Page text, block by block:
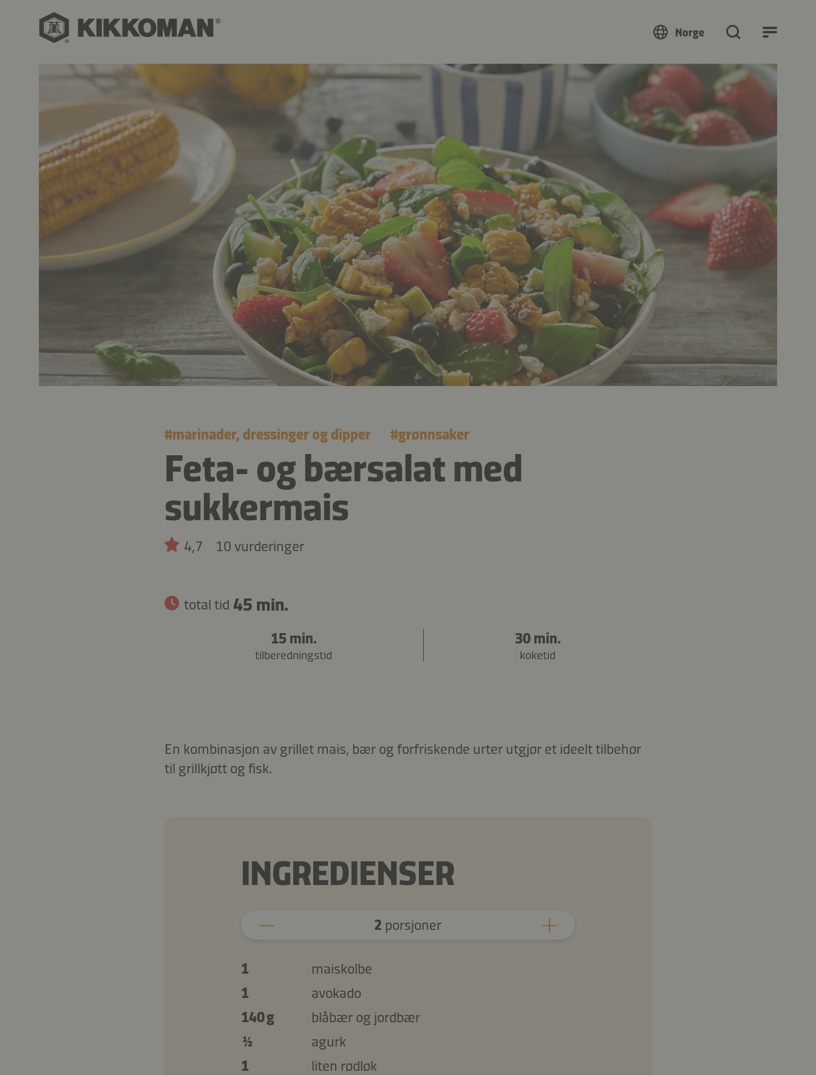
Norge
#marinader, dressinger og dipper #grønnsaker
Feta- og bærsalat med
sukkermais
4,7 10 vurderinger
total tid 45 min.
15 min.
tilberedningstid
30 min.
koketid
En kombinasjon av grillet mais, bær og forfriskende urter utgjør et ideelt tilbehør
til grillkjøtt og fisk.
INGREDIENSER
2 porsjoner
1
maiskolbe
1
avokado
140 g
blåbær og jordbær
½
agurk
1
liten rødløk